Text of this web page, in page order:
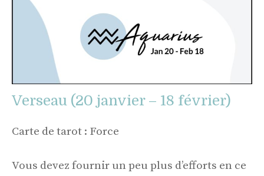
Verseau (20 janvier – 18 février)
Carte de tarot : Force
Vous devez fournir un peu plus d’efforts en ce